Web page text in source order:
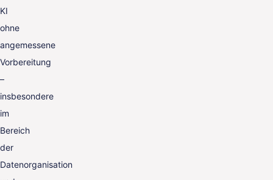
KI
ohne
angemessene
Vorbereitung
–
insbesondere
im
Bereich
der
Datenorganisation